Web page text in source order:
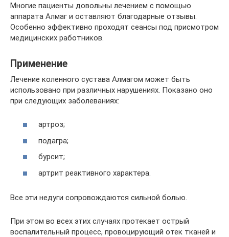
Многие пациенты довольны лечением с помощью
аппарата Алмаг и оставляют благодарные отзывы.
Особенно эффективно проходят сеансы под присмотром
медицинских работников.
Применение
Лечение коленного сустава Алмагом может быть
использовано при различных нарушениях. Показано оно
при следующих заболеваниях:
артроз;
подагра;
бурсит;
артрит реактивного характера.
Все эти недуги сопровождаются сильной болью.
При этом во всех этих случаях протекает острый
воспалительный процесс, провоцирующий отек тканей и